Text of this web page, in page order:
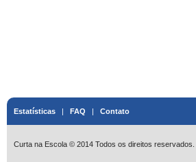
Estatísticas | FAQ | Contato
Curta na Escola © 2014 Todos os direitos reservados.